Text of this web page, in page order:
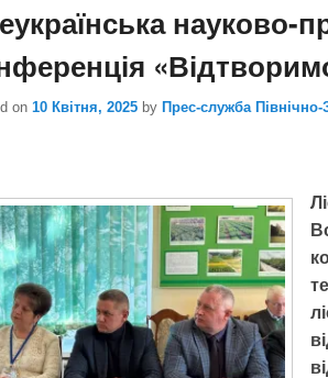
науково-
on 10 Квітня, 2025 by Прес-служба